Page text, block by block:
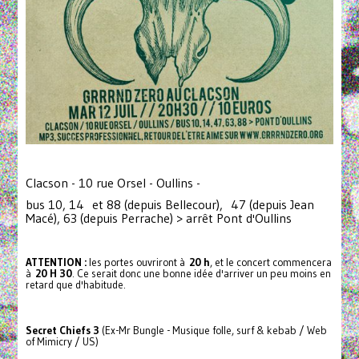
Clacson - 10 rue Orsel - Oullins -
bus 10, 14 et 88 (depuis Bellecour), 47 (depuis Jean
Macé), 63 (depuis Perrache) > arrêt Pont d'Oullins
ATTENTION :les portes ouvriront à 20 h, et le concert commencera
à 20 H 30. Ce serait donc une bonne idée d'arriver un peu moins en
retard que d'habitude.
Secret Chiefs 3 (Ex-Mr Bungle - Musique folle, surf & kebab / Web
of Mimicry / US)